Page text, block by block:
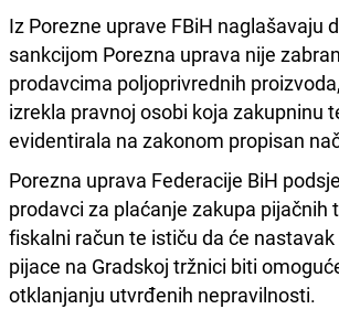
Iz Porezne uprave FBiH naglašavaju
sankcijom Porezna uprava nije
prodavcima poljoprivrednih
izrekla pravnoj osobi koja zakupninu
evidentirala na zakonom propisan
Porezna uprava Federacije BiH
prodavci za plaćanje zakupa pijačnih
fiskalni račun te ističu da će
pijace na Gradskoj tržnici biti
otklanjanju utvrđenih nepravilnosti.